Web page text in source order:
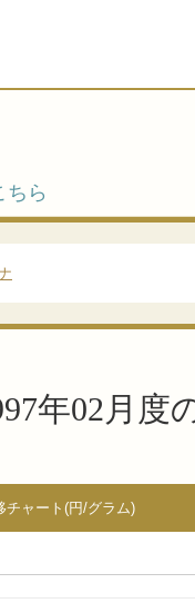
ちら
年02月度
チャート(円/グラム)